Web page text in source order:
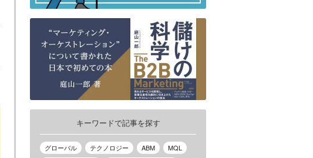
キーワードで記事を探す
グローバル テクノロジー ABM
MQL